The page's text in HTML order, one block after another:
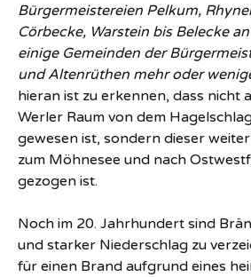
Bürgermeistereien Pelkum,
Cörbecke, Warstein bis Belecke
einige Gemeinden der
und Altenrüthen mehr oder
hieran ist zu erkennen, dass nicht
Werler Raum von dem
gewesen ist, sondern dieser
zum Möhnesee und nach
gezogen ist.
Noch im 20. Jahrhundert sind
und starker Niederschlag zu
für einen Brand aufgrund eines